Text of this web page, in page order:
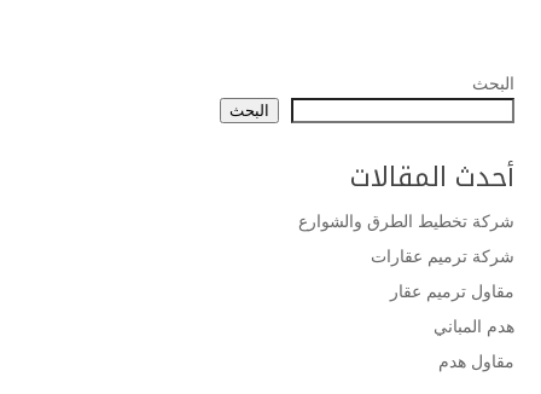
البحث
البحث
أحدث المقالات
شركة تخطيط الطرق والشوارع
شركة ترميم عقارات
مقاول ترميم عقار
هدم المباني
مقاول هدم